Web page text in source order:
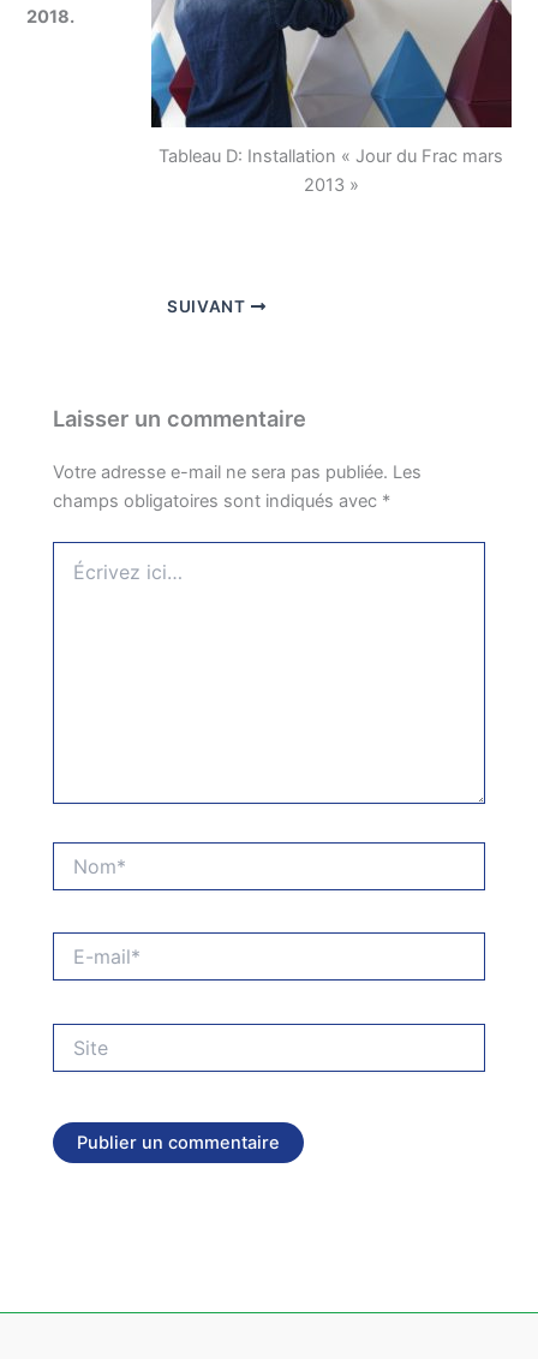
Tableau D: Installation « Jour du Frac mars
2013 »
2018.
SUIVANT
Laisser un commentaire
Votre adresse e-mail ne sera pas publiée. Les
champs obligatoires sont indiqués avec *
ici…
mail*